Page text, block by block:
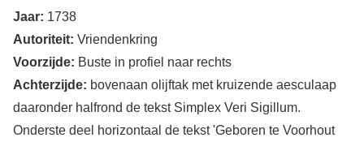
Jaar: 1738
Autoriteit: Vriendenkring
Voorzijde: Buste in profiel naar rechts
Achterzijde: bovenaan olijftak met kruizende aesculaap
daaronder halfrond de tekst Simplex Veri Sigillum.
Onderste deel horizontaal de tekst 'Geboren te Voorhout